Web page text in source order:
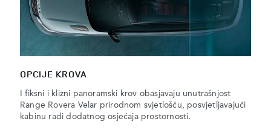
OPCIJE KROVA
I fiksni i klizni panoramski krov obasjavaju unutrašnjost
Range Rovera Velar prirodnom svjetlošću, posvjetljavajući
kabinu radi dodatnog osjećaja prostornosti.